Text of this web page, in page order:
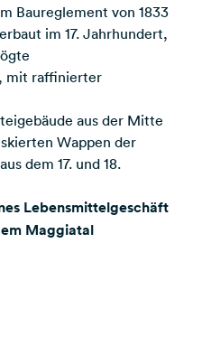
Baureglement von 1833
im 17. Jahrhundert,
mit raffinierter
aus der Mitte
Wappen der
dem 17. und 18.
Lebensmittelgeschäft
Maggiatal